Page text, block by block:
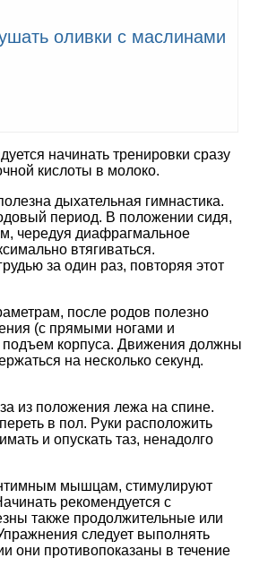
оливки с маслинами
начинать тренировки сразу
кислоты в молоко.
дыхательная гимнастика.
период. В положении сидя,
чередуя диафрагмальное
втягиваться.
за один раз, повторяя этот
после родов полезно
(с прямыми ногами и
корпуса. Движения должны
на несколько секунд.
из положения лежа на спине.
в пол. Руки расположить
и опускать таз, ненадолго
мышцам, стимулируют
рекомендуется с
также продолжительные или
следует выполнять
они противопоказаны в течение